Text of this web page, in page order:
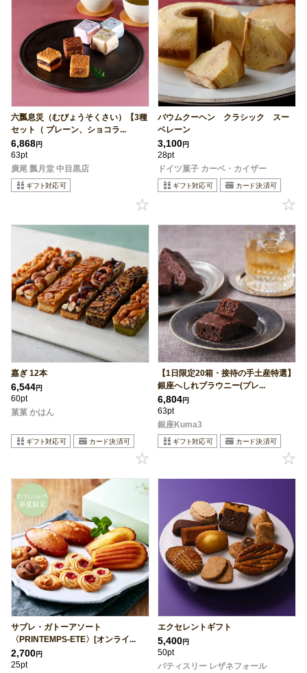
六瓢息災（むびょうそくさい）【3種
セット（ プレーン、ショコラ...
6,868円
63pt
廣尾 瓢月堂 中目黒店
バウムクーヘン クラシック スー
ベレーン
3,100円
28pt
ドイツ菓子 カーベ・カイザー
嘉ぎ 12本
6,544円
60pt
菓菓 かはん
【1日限定20箱・接待の手土産特選】
銀座へしれブラウニー(プレ...
6,804円
63pt
銀座Kuma3
サブレ・ガトーアソート
〈PRINTEMPS-ETE〉[オンライ...
2,700円
25pt
エクセレントギフト
5,400円
50pt
パティスリー レザネフォール